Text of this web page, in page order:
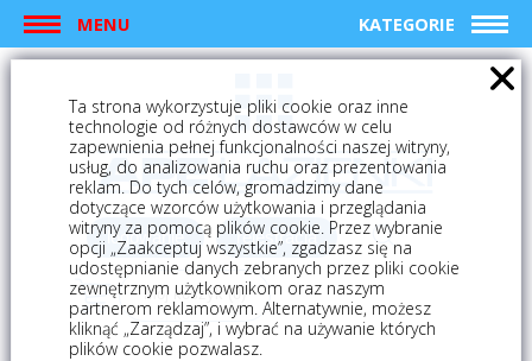
MENU KATEGORIE
logowanie rejestracja
Mój koszyk (0)
Ta strona wykorzystuje pliki cookie oraz inne
technologie od różnych dostawców w celu
zapewnienia pełnej funkcjonalności naszej witryny,
usług, do analizowania ruchu oraz prezentowania
reklam. Do tych celów, gromadzimy dane
dotyczące wzorców użytkowania i przeglądania
witryny za pomocą plików cookie. Przez wybranie
opcji „Zaakceptuj wszystkie”, zgadzasz się na
udostępnianie danych zebranych przez pliki cookie
zewnętrznym użytkownikom oraz naszym
partnerom reklamowym. Alternatywnie, możesz
kliknąć „Zarządzaj”, i wybrać na używanie których
plików cookie pozwalasz.